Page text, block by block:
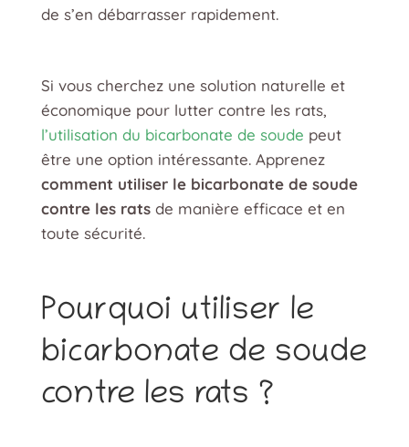
de s’en débarrasser rapidement.
Si vous cherchez une solution naturelle et
économique pour lutter contre les rats,
l’utilisation du bicarbonate de soude peut
être une option intéressante. Apprenez
comment utiliser le bicarbonate de soude
contre les ratsde manière efficace et en
toute sécurité.
Pourquoi utiliser le
bicarbonate de soude
contre les rats ?